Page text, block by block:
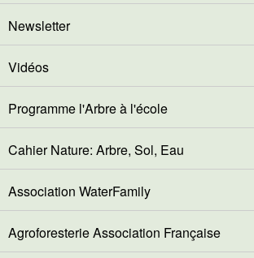
Newsletter
Vidéos
Programme l'Arbre à l'école
Cahier Nature: Arbre, Sol, Eau
Association WaterFamily
Agroforesterie Association Française